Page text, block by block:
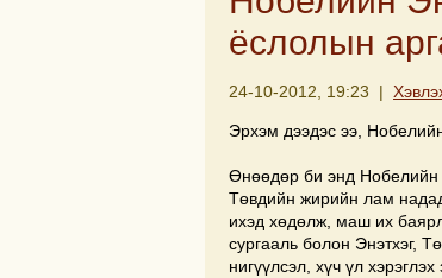
ёслолын
24-10-2012, 19:23 |
Эрхэм дээдэс ээ,
Өнөөдөр би энд Нобелийн
Төвдийн жирийн лам надад
ихэд хөдөлж, маш их
сургааль болон Энэтхэг,
нигүүлсэл, хүч үл